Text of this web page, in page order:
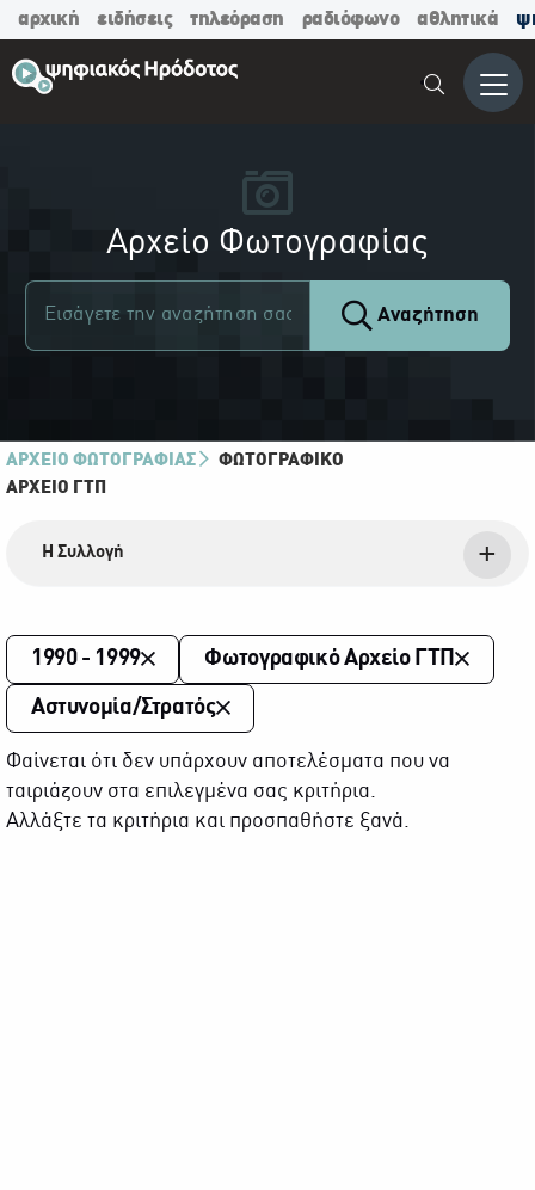
αρχική ειδήσεις τηλεόραση ραδιόφωνο αθλητικά
Μενού
Αρχείο Φωτογραφίας
Αναζήτηση
ΑΡΧΕΙΟ ΦΩΤΟΓΡΑΦΙΑΣ
ΦΩΤΟΓΡΑΦΙΚΌ
ΑΡΧΕΊΟ ΓΤΠ
Η Συλλογή
1990 - 1999 Φωτογραφικό Αρχείο ΓΤΠ
Αστυνομία/Στρατός
Φαίνεται ότι δεν υπάρχουν αποτελέσματα που να
ταιριάζουν στα επιλεγμένα σας κριτήρια.
Αλλάξτε τα κριτήρια και προσπαθήστε ξανά.